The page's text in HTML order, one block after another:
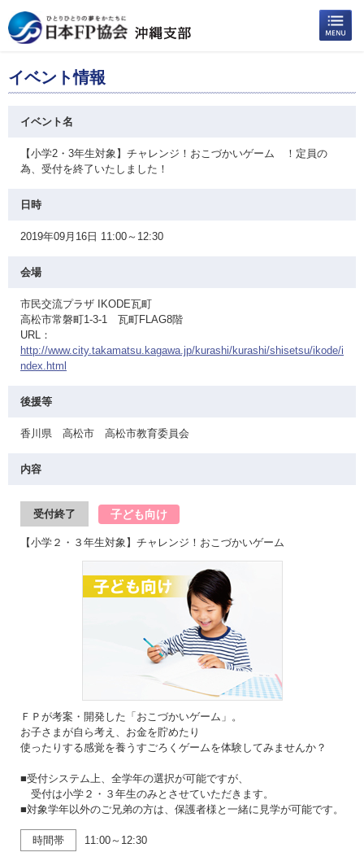
イベント情報
イベント名
【小学2・3年生対象】チャレンジ！おこづかいゲーム ！定員の
為、受付を終了いたしました！
日時
2019年09月16日 11:00～12:30
会場
市民交流プラザ IKODE瓦町
高松市常磐町1-3-1 瓦町FLAG8階
URL：
http://www.city.takamatsu.kagawa.jp/kurashi/kurashi/shisetsu/ikode/i
ndex.html
後援等
香川県 高松市 高松市教育委員会
内容
受付終了 子ども向け
【小学２・３年生対象】チャレンジ！おこづかいゲーム
ＦＰが考案・開発した「おこづかいゲーム」。
お子さまが自ら考え、お金を貯めたり
使ったりする感覚を養うすごろくゲームを体験してみませんか？
■受付システム上、全学年の選択が可能ですが、
受付は小学２・３年生のみとさせていただきます。
■対象学年以外のご兄弟の方は、保護者様と一緒に見学が可能です。
時間帯 11:00～12:30